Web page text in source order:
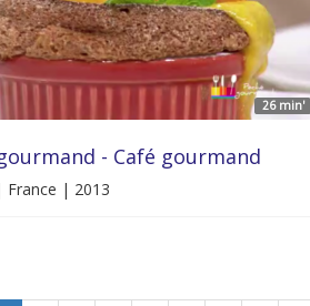
26 min'
- Café gourmand
| 2013